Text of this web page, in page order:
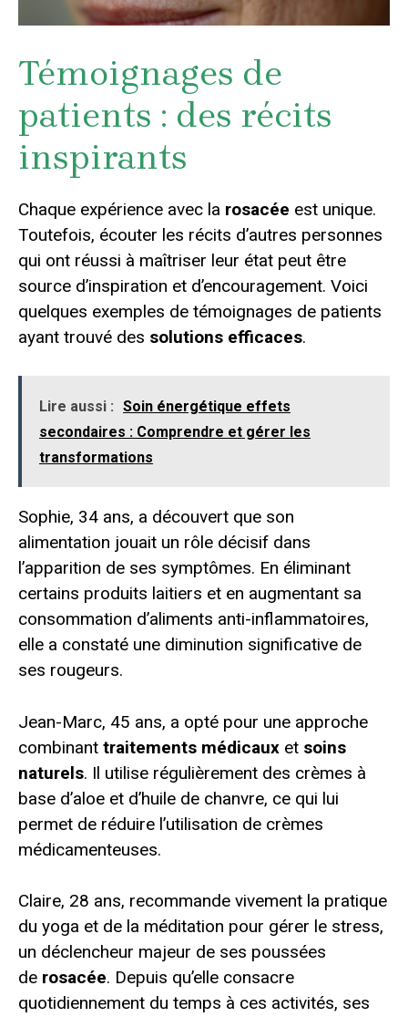
Témoignages de
patients : des récits
inspirants
Chaque expérience avec la rosacée est unique.
Toutefois, écouter les récits d’autres personnes
qui ont réussi à maîtriser leur état peut être
source d’inspiration et d’encouragement. Voici
quelques exemples de témoignages de patients
ayant trouvé des solutions efficaces.
Lire aussi : Soin énergétique effets
secondaires : Comprendre et gérer les
transformations
Sophie, 34 ans, a découvert que son
alimentation jouait un rôle décisif dans
l’apparition de ses symptômes. En éliminant
certains produits laitiers et en augmentant sa
consommation d’aliments anti-inflammatoires,
elle a constaté une diminution significative de
ses rougeurs.
Jean-Marc, 45 ans, a opté pour une approche
combinant traitements médicaux et soins
naturels. Il utilise régulièrement des crèmes à
base d’aloe et d’huile de chanvre, ce qui lui
permet de réduire l’utilisation de crèmes
médicamenteuses.
Claire, 28 ans, recommande vivement la pratique
du yoga et de la méditation pour gérer le stress,
un déclencheur majeur de ses poussées
de rosacée. Depuis qu’elle consacre
quotidiennement du temps à ces activités, ses